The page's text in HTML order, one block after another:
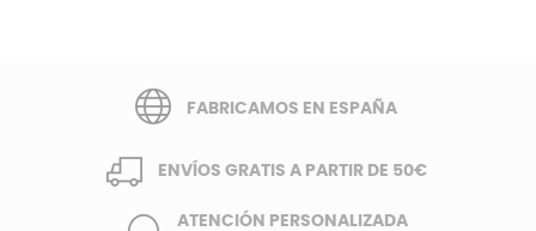
FABRICAMOS EN ESPAÑA
ENVÍOS GRATIS A PARTIR DE 50€
ATENCIÓN PERSONALIZADA